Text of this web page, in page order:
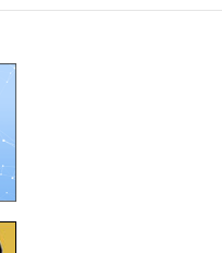
n
a